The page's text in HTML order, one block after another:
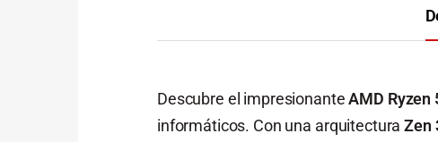
Descubre el impresionanteAMD Ryzen
informáticos. Con una arquitecturaZen